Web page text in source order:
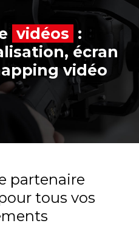
vidéos :
écran
vidéo
partenaire
tous vos